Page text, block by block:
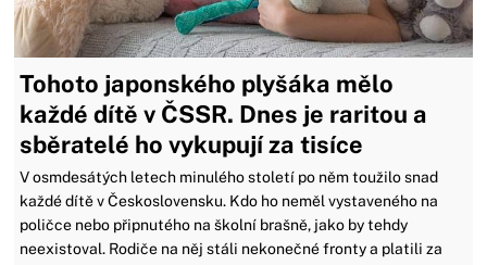
Tohoto japonského plyšáka mělo
každé dítě v ČSSR. Dnes je raritou a
sběratelé ho vykupují za tisíce
V osmdesátých letech minulého století po něm toužilo snad
každé dítě v Československu. Kdo ho neměl vystaveného na
poličce nebo připnutého na školní brašně, jako by tehdy
neexistoval. Rodiče na něj stáli nekonečné fronty a platili za